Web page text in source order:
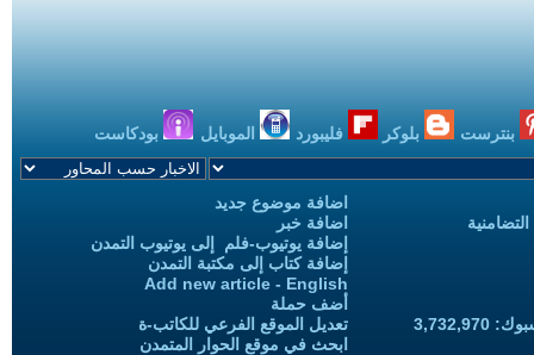
بنترست بلوكر فليبورد الموبايل بودكاست
اضافة موضوع جديد
اضافة خبر
إضافة يوتيوب-فلم إلى يوتيوب التمدن
إضافة كتاب إلى مكتبة التمدن
Add new article - English
أضف حملة
تعديل الموقع الفرعي للكاتب-ة
ابحث في موقع الحوار المتمدن